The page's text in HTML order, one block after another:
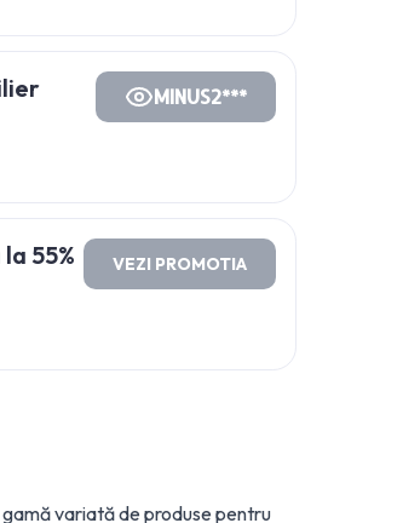
MINUS2***
55%
VEZI PROMOTIA
variată de produse pentru